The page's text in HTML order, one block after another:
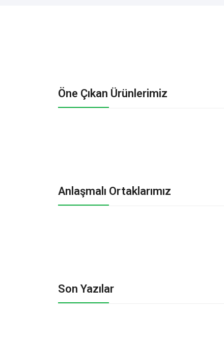
Öne Çıkan Ürünlerimiz
Anlaşmalı Ortaklarımız
Son Yazılar